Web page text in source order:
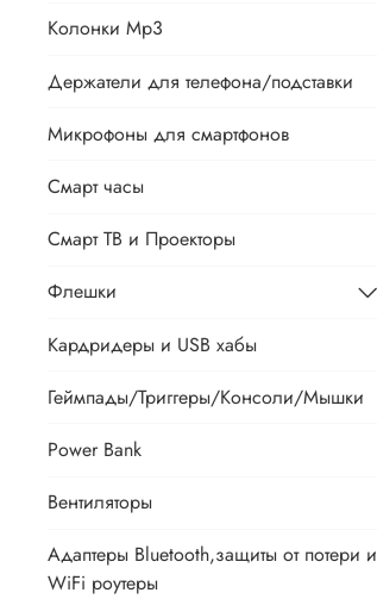
Колонки Mp3
Держатели для телефона/подставки
Микрофоны для смартфонов
Смарт часы
Смарт ТВ и Проекторы
Флешки
Кардридеры и USB хабы
Геймпады/Триггеры/Консоли/Мышки
Power Bank
Вентиляторы
Адаптеры Bluetooth,защиты от потери и
WiFi роутеры